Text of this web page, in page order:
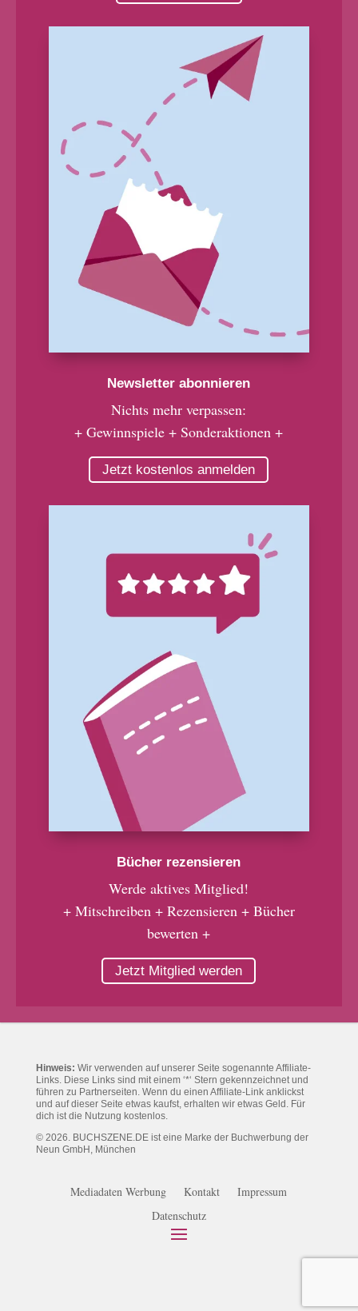
Newsletter abonnieren
Nichts mehr verpassen:
+ Gewinnspiele + Sonderaktionen +
Jetzt kostenlos anmelden
Bücher rezensieren
Werde aktives Mitglied!
+ Mitschreiben + Rezensieren + Bücher
bewerten +
Jetzt Mitglied werden
Hinweis: Wir verwenden auf unserer Seite sogenannte Affiliate-
Links. Diese Links sind mit einem ‘*‘ Stern gekennzeichnet und
führen zu Partnerseiten. Wenn du einen Affiliate-Link anklickst
und auf dieser Seite etwas kaufst, erhalten wir etwas Geld. Für
dich ist die Nutzung kostenlos.
© 2026. BUCHSZENE.DE ist eine Marke der Buchwerbung der
Neun GmbH, München
Mediadaten Werbung Kontakt
Impressum
Datenschutz